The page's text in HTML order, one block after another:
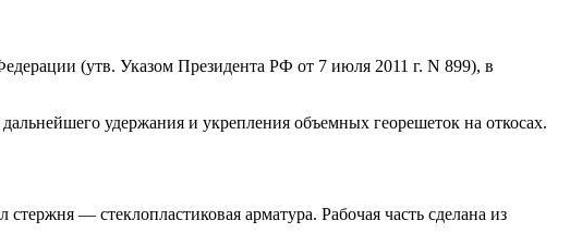
(утв. Указом Президента РФ от 7 июля 2011 г. N 899), в
удержания и укрепления объемных георешеток на откосах.
— стеклопластиковая арматура. Рабочая часть сделана из